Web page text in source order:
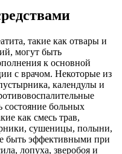
такие как отвары и
могут быть
к основной
с врачом. Некоторые из
календулы и
состояние больных
как смесь трав,
сушеницы, полыни,
быть эффективными при
лопуха, зверобоя и